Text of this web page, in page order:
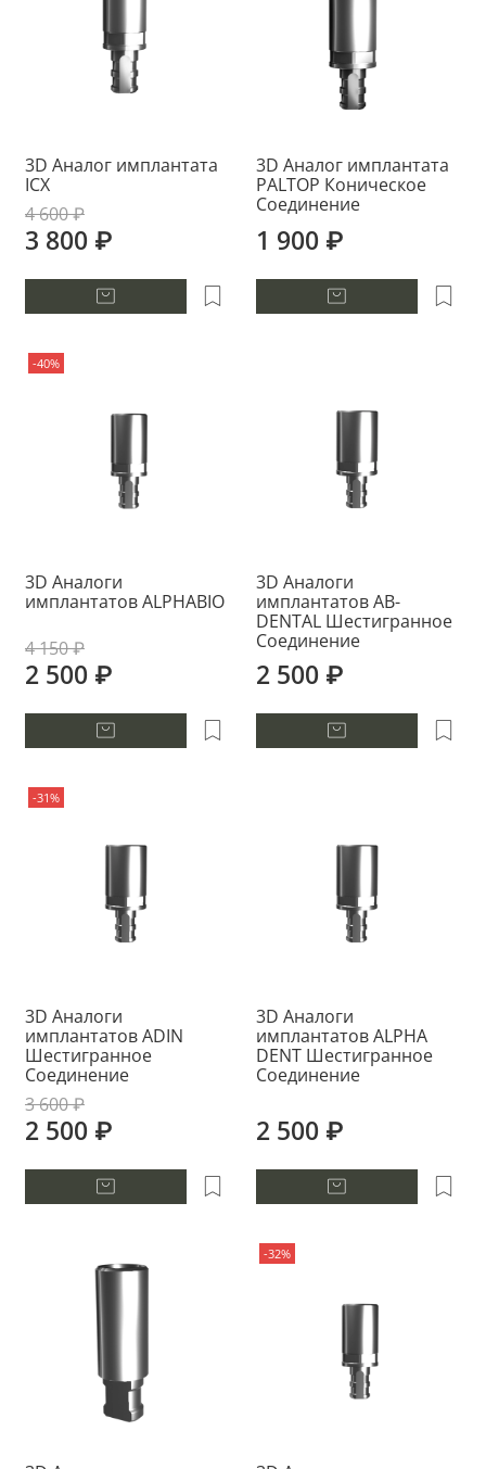
3D Аналог имплантата
ICX
4 600 ₽
3 800 ₽
3D Аналог имплантата
PALTOP Коническое
Соединение
1 900 ₽
-40%
3D Аналоги
имплантатов ALPHABIO
4 150 ₽
2 500 ₽
3D Аналоги
имплантатов AB-
DENTAL Шестигранное
Соединение
2 500 ₽
-31%
3D Аналоги
имплантатов ADIN
Шестигранное
Соединение
3 600 ₽
2 500 ₽
3D Аналоги
имплантатов ALPHA
DENT Шестигранное
Соединение
2 500 ₽
-32%